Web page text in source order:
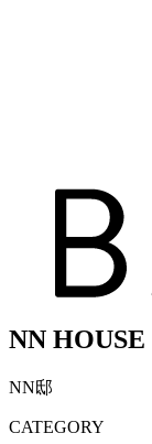
NN HOUSE
NN邸
CATEGORY